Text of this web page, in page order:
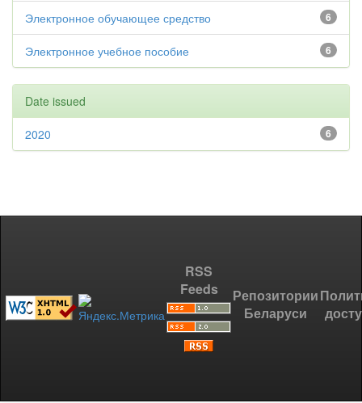
6
Электронное обучающее средство
6
Электронное учебное пособие
Date issued
6
2020
RSS
Feeds
Репозитории
Беларуси